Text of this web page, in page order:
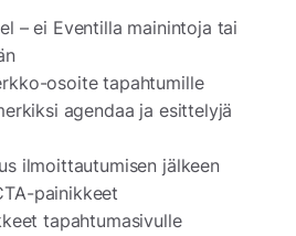
– ei Eventilla mainintoja tai
osoite tapahtumille
agendaa ja esittelyjä
ilmoittautumisen jälkeen
painikkeet
tapahtumasivulle